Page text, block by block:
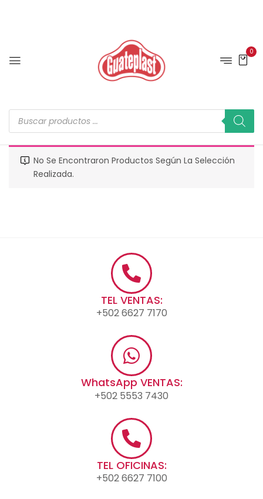
0
No Se Encontraron Productos Según La Selección
Realizada.
TEL VENTAS:
+502 6627 7170
WhatsApp VENTAS:
+502 5553 7430
TEL OFICINAS:
+502 6627 7100